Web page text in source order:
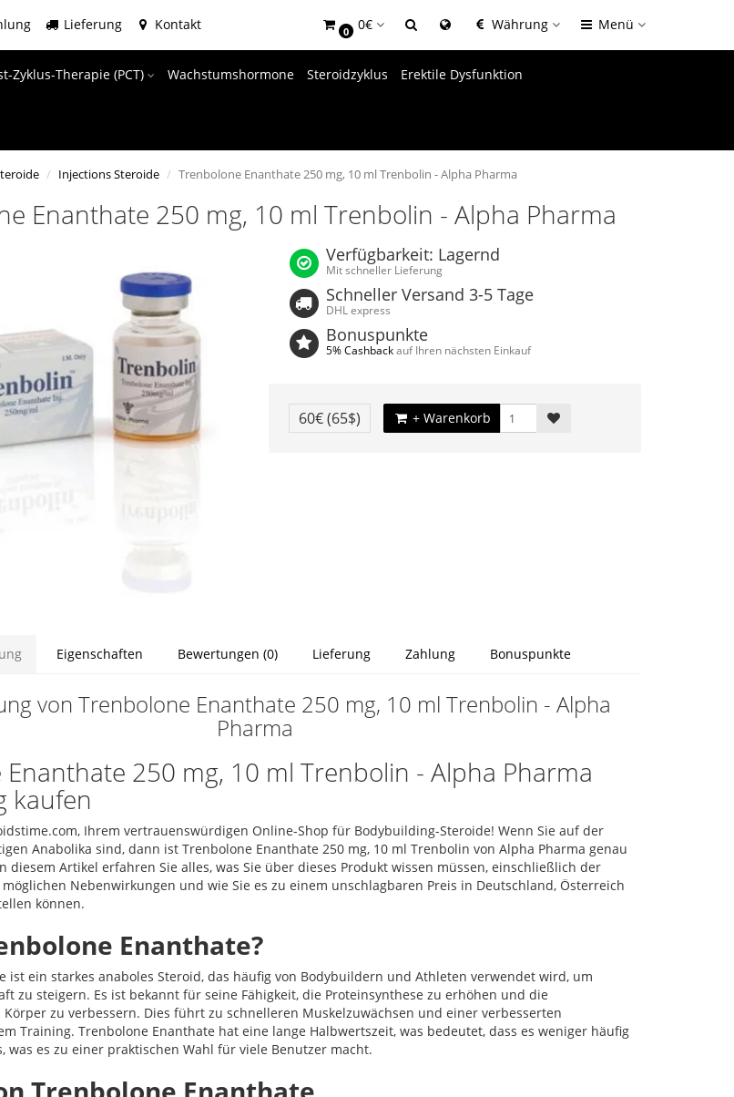
Lieferung Kontakt 0 0€ Währung Menü
Zyklus-Therapie (PCT) Wachstumshormone Steroidzyklus Erektile Dysfunktion
Injections Steroide Trenbolone Enanthate 250 mg, 10 ml Trenbolin - Alpha Pharma
Enanthate 250 mg, 10 ml Trenbolin - Alpha Pharma
Verfügbarkeit: Lagernd
Mit schneller Lieferung
Schneller Versand 3-5 Tage
DHL express
Bonuspunkte
5% Cashbackauf Ihren nächsten Einkauf
60€(65$) + Warenkorb
Eigenschaften Bewertungen (0) Lieferung Zahlung Bonuspunkte
von Trenbolone Enanthate 250 mg, 10 ml Trenbolin - Alpha
Pharma
250 mg, 10 ml Trenbolin - Alpha Pharma
kaufen
Ihrem vertrauenswürdigen Online-Shop für Bodybuilding-Steroide! Wenn Sie auf der
Anabolika sind, dann ist Trenbolone Enanthate 250 mg, 10 ml Trenbolin von Alpha Pharma genau
diesem Artikel erfahren Sie alles, was Sie über dieses Produkt wissen müssen, einschließlich der
Nebenwirkungen und wie Sie es zu einem unschlagbaren Preis in Deutschland, Österreich
können.
Enanthate?
ist ein starkes anaboles Steroid, das häufig von Bodybuildern und Athleten verwendet wird, um
zu steigern. Es ist bekannt für seine Fähigkeit, die Proteinsynthese zu erhöhen und die
zu verbessern. Dies führt zu schnelleren Muskelzuwächsen und einer verbesserten
Training. Trenbolone Enanthate hat eine lange Halbwertszeit, was bedeutet, dass es weniger häufig
was es zu einer praktischen Wahl für viele Benutzer macht.